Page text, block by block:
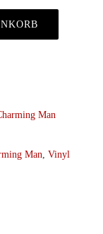
Man
Man Vinyl